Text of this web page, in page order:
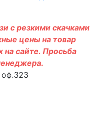
с резкими скачками
цены на товар
на сайте. Просьба
оф.323